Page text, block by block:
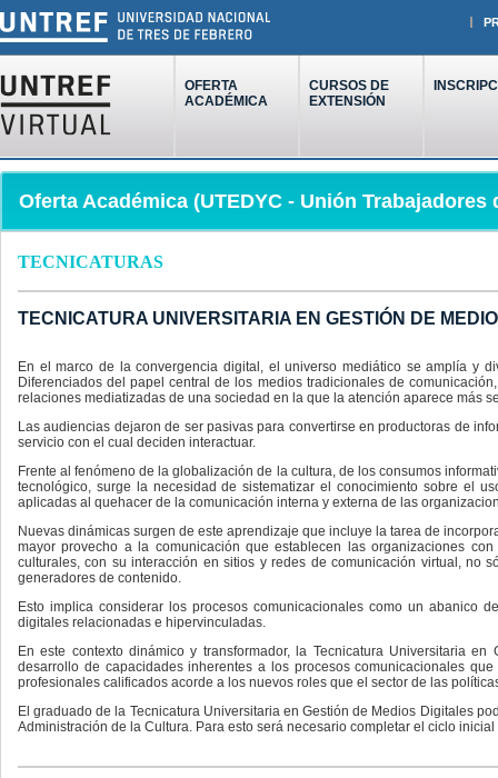
OFERTA
ACADÉMICA
CURSOS DE
EXTENSIÓN
Oferta Académica (UTEDYC - Unión
TECNICATURAS
TECNICATURA UNIVERSITARIA EN GESTIÓN DE
En el marco de la convergencia digital, el universo mediático se amplía y
Diferenciados del papel central de los medios tradicionales de
relaciones mediatizadas de una sociedad en la que la atención aparece más
Las audiencias dejaron de ser pasivas para convertirse en productoras de
servicio con el cual deciden interactuar.
Frente al fenómeno de la globalización de la cultura, de los consumos
tecnológico, surge la necesidad de sistematizar el conocimiento sobre el
aplicadas al quehacer de la comunicación interna y externa de las
Nuevas dinámicas surgen de este aprendizaje que incluye la tarea de
mayor provecho a la comunicación que establecen las organizaciones
culturales, con su interacción en sitios y redes de comunicación virtual, no
generadores de contenido.
Esto implica considerar los procesos comunicacionales como un abanico
digitales relacionadas e hipervinculadas.
En este contexto dinámico y transformador, la Tecnicatura Universitaria
desarrollo de capacidades inherentes a los procesos comunicacionales
profesionales calificados acorde a los nuevos roles que el sector de las
El graduado de la Tecnicatura Universitaria en Gestión de Medios Digitales
Administración de la Cultura. Para esto será necesario completar el ciclo